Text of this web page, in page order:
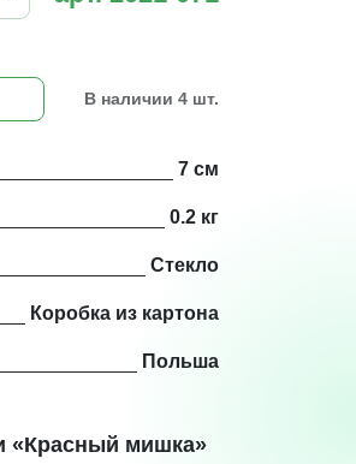
В наличии 4 шт.
7 см
0.2 кг
Стекло
Коробка из картона
Польша
«Красный мишка»